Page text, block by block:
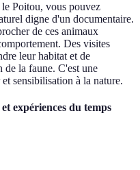
le Poitou, vous pouvez
digne d'un documentaire.
de ces animaux
Des visites
leur habitat et de
de la faune. C'est une
sensibilisation à la nature.
expériences du temps